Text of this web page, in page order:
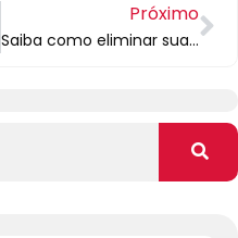
Próximo
Saiba como eliminar suas dúvidas sobre Microempresa x Empresa de Pequeno Porte